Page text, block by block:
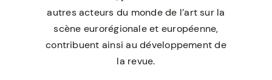
autres acteurs du monde de l’art sur la
scène eurorégionale et européenne,
contribuent ainsi au développement de
la revue.